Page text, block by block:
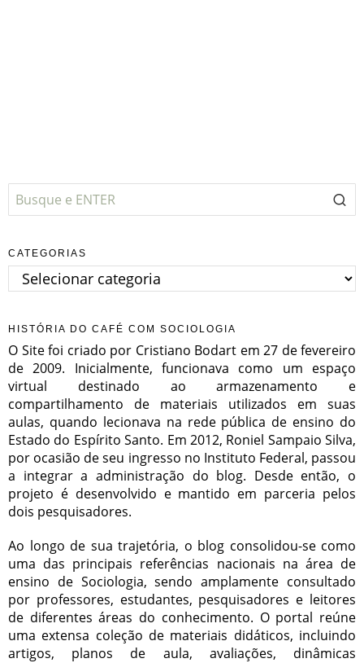
CATEGORIAS
Categorias
HISTÓRIA DO CAFÉ COM SOCIOLOGIA
O Site foi criado por Cristiano Bodart em 27 de fevereiro
de 2009. Inicialmente, funcionava como um espaço
virtual destinado ao armazenamento e
compartilhamento de materiais utilizados em suas
aulas, quando lecionava na rede pública de ensino do
Estado do Espírito Santo. Em 2012, Roniel Sampaio Silva,
por ocasião de seu ingresso no Instituto Federal, passou
a integrar a administração do blog. Desde então, o
projeto é desenvolvido e mantido em parceria pelos
dois pesquisadores.
Ao longo de sua trajetória, o blog consolidou-se como
uma das principais referências nacionais na área de
ensino de Sociologia, sendo amplamente consultado
por professores, estudantes, pesquisadores e leitores
de diferentes áreas do conhecimento. O portal reúne
uma extensa coleção de materiais didáticos, incluindo
artigos, planos de aula, avaliações, dinâmicas